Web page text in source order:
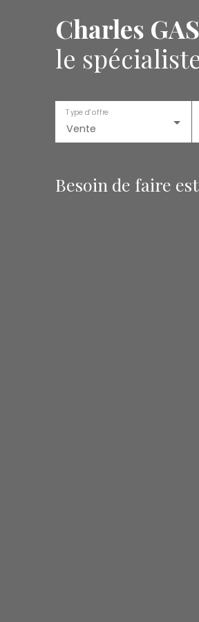
Charles
le
Vente
Type d'offre
Besoin de faire